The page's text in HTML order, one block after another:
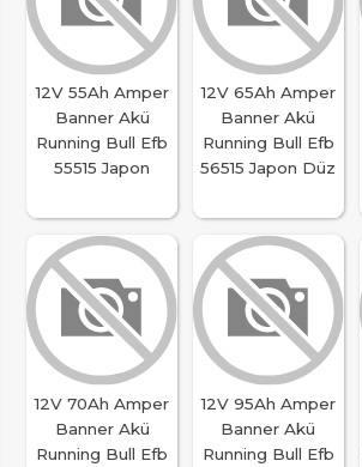
12V 55Ah Amper
Banner Akü
Running Bull Efb
55515 Japon
12V 65Ah Amper
Banner Akü
Running Bull Efb
56515 Japon Düz
12V 70Ah Amper
Banner Akü
Running Bull Efb
12V 95Ah Amper
Banner Akü
Running Bull Efb